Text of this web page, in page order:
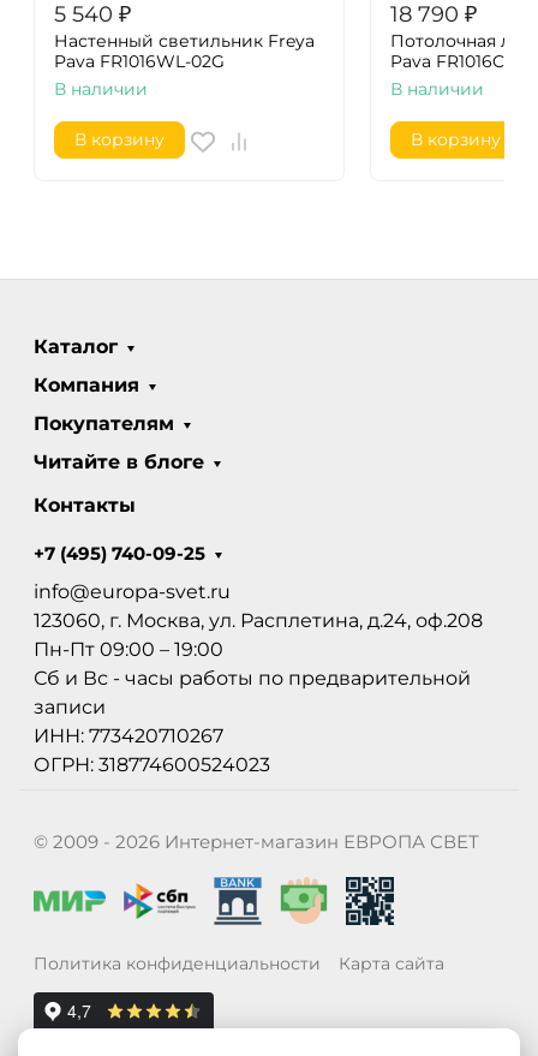
5 540 ₽
Настенный светильник Freya
Pava FR1016WL-02G
В наличии
В корзину
18 790 ₽
Потолочная
Pava FR1016CL-
В наличии
В корзину
Каталог
Компания
Покупателям
Читайте в блоге
Контакты
+7 (495) 740-09-25
info@europa-svet.ru
123060, г. Москва, ул. Расплетина, д.24, оф.208
Пн-Пт 09:00 – 19:00
Сб и Вс - часы работы по предварительной
записи
ИНН: 773420710267
ОГРН: 318774600524023
© 2009 - 2026 Интернет-магазин ЕВРОПА СВЕТ
Политика конфиденциальности Карта сайта